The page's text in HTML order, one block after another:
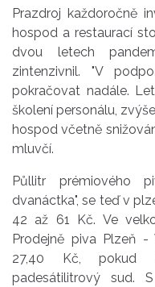
Prazdroj každoročně
hospod a restaurací
dvou letech
zintenzivnil. "V
pokračovat nadále.
školení personálu,
hospod včetně
mluvčí.
Půllitr prémiového
dvanáctka", se teď v
42 až 61 Kč. Ve
Prodejně piva Plzeň -
27,40 Kč, pokud
padesátilitrový sud.